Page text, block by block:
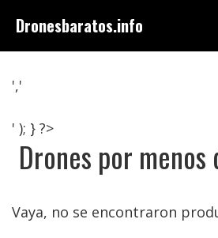
contenido
Dronesbaratos.info
','
' ); } ?>
Drones por
Vaya, no se encontraron